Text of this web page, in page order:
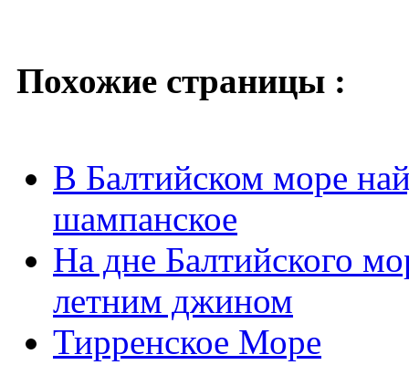
Похожие страницы :
В Балтийском море
шампанское
На дне Балтийского
летним джином
Тирренское Море